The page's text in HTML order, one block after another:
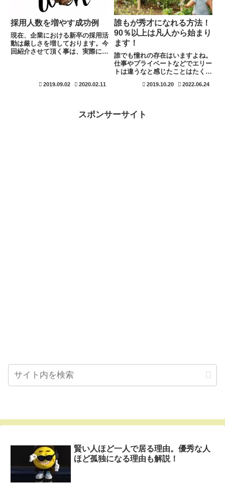
採用人数を増やす成功例
現在、企業における新卒の採用活
動は厳しさを増しております。今
回紹介させて頂く事は、実際に経
い為、是非参考にして下さい。
2019.09.02 2020.02.11
誰もが秀才になれる方法！
90％以上は凡人から始まり
ます！
誰でも憧れの存在はいますよね。
仕事やプライベートなどでエリー
トは違うなと感じたことはたくさ
しあなたが憧れの存在に近づきた
のなら自分自身にある隠れた才能
を見つけることが一番の早道で
2019.10.20 2022.06.24
スポンサーサイト
賢い人ほど一人で居る理由。優秀な人
ほど孤独になる理由も解説！